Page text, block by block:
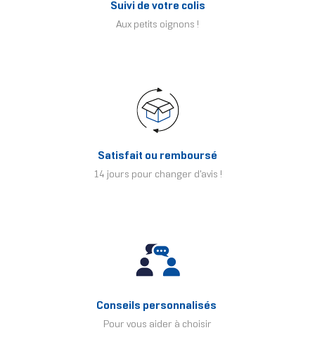
Suivi de votre colis
Aux petits oignons !
Satisfait ou remboursé
14 jours pour changer d'avis !
Conseils personnalisés
Pour vous aider à choisir